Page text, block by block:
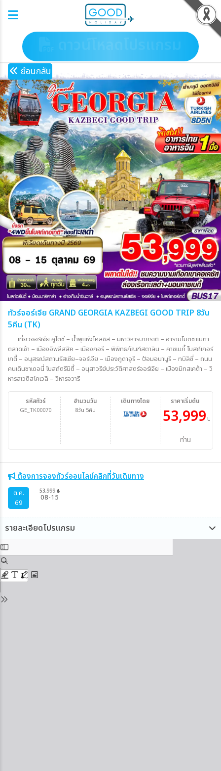
ย้อนกลับ
ทัวร์จอร์เจีย GRAND GEORGIA KAZBEGI GOOD TRIP 8วัน
5คืน (TK)
เที่ยวจอร์เจีย คูไตซี – น้ำพุแห่งโคลชิส – มหาวิหารบากราติ – อารามโมตซาเมตา
ตลาดเช้า – เมืองอัพลีสสิค – เมืองกอรี – พิพิทธภัณฑ์สตาลิน – คาซเบกี้ โบสถ์เกอร์
เกตี้ – อนุสรณ์สถานรัสเซีย–จอร์เจีย – เมืองกูดาอูรี – ป้อมอนานูรี – ทบิลิซี่ – ถนน
คนเดินชาเดอนี่ โบสถ์ตรีนิตี้ – อนุสาวรีย์ประวัติศาสตร์จอร์เจีย – เมืองมิทสเคต้า – วิ
หารสเวติสโคเวลี – วิหารจวารี
รหัสทัวร์
GE_TK00070
จำนวนวัน
8วัน 5คืน
ราคาเริ่มต้น
53,999บาท/
ท่าน
เดินทางโดย
ต้องการจองทัวร์ออนไลน์คลิกที่วันเดินทาง
ต.ค.
69
53,999 ฿
08-15
รายละเอียดโปรแกรม